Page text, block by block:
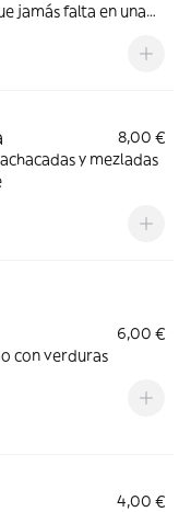
jamás falta en una
8,00 €
y mezladas
6,00 €
con verduras
4,00 €